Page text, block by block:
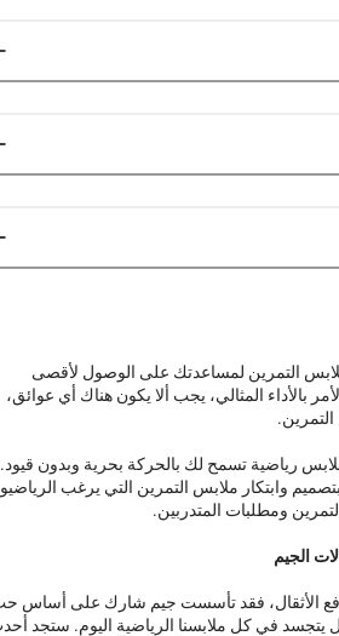
التمرين لمساعدتك على الوصول لأقصى
بالأداء المثالي، يجب ألا يكون هناك أي عوائق،
رياضية تسمح لك بالحركة بحرية وبدون قيود.
نقوم بتصميم وابتكار ملابس التمرين التي يرغب
التمرين ومطلبات المتدربين.
الجيم
رفع الأثقال، فقد تأسست جيم شارك على أساس
يتجسد في كل ملابسنا الرياضية اليوم. ستجد